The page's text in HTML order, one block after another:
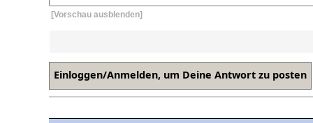
[Vorschau ausblenden]